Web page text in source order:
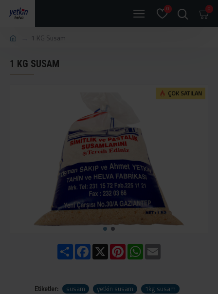
0 0
1 KG Susam
1 KG SUSAM
ÇOK SATILAN
ShareFacebook
X PinterestWhatsApp
Email
Etiketler: susam yetkin susam 1kg susam